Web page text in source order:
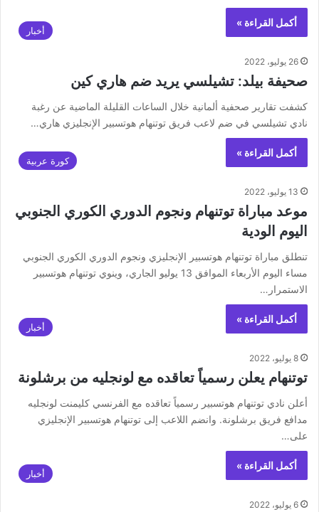
أكمل القراءة »
أخبار
26 يوليو، 2022
صحيفة بيلد: تشيلسي يريد ضم هاري كين
كشفت تقارير صحفية ألمانية خلال الساعات القليلة الماضية عن رغبة
نادي تشيلسي في ضم لاعب فريق توتنهام هوتسبير الإنجليزي هاري…
أكمل القراءة »
كورة عربية
13 يوليو، 2022
موعد مباراة توتنهام ونجوم الدوري الكوري الجنوبي
اليوم الودية
تنطلق مباراة توتنهام هوتسبير الإنجليزي ونجوم الدوري الكوري الجنوبي
مساء اليوم الأربعاء الموافق 13 يوليو الجاري، وينوي توتنهام هوتسبير
الاستمرار…
أكمل القراءة »
أخبار
8 يوليو، 2022
توتنهام يعلن رسمياً تعاقده مع لونجليه من برشلونة
أعلن نادي توتنهام هوتسبير رسمياً تعاقده مع الفرنسي كليمنت لونجليه
مدافع فريق برشلونة. وانضم اللاعب إلى توتنهام هوتسبير الإنجليزي
على…
أكمل القراءة »
أخبار
6 يوليو، 2022